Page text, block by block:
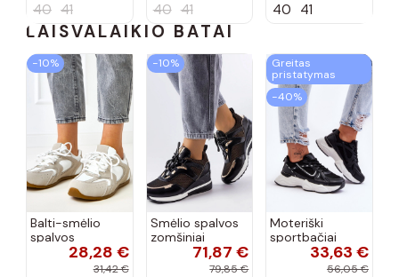
40 41
40 41
40 41
LAISVALAIKIO BATAI
−10%
Balti-smėlio
spalvos
sportiniai28,28 €
31,42 €
−10%
Smėlio spalvos
zomšiniai
sportiniai
bateliai, „Karino"
71,87 €
79,85 €
Greitas
pristatymas
−40%
Moteriški
sportbačiai
juodos spalvos
33,63 €
56,05 €